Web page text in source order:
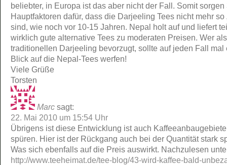
beliebter, in Europa ist das aber nicht der Fall. Somit sorgen
Hauptfaktoren dafür, dass die Darjeeling Tees nicht mehr so
sind, wie noch vor 10-15 Jahren. Nepal holt auf und liefert
wirklich gute alternative Tees zu moderaten Preisen. Wer
traditionellen Darjeeling bevorzugt, sollte auf jeden Fall mal
Blick auf die Nepal-Tees werfen!
Viele Grüße
Torsten
Marc sagt:
22. Mai 2010 um 15:54 Uhr
Übrigens ist diese Entwicklung ist auch
spüren. Hier ist der Rückgang auch bei der Quantität stark
Was sich ebenfalls auf die Preis auswirkt. Nachzulesen
http://www.teeheimat.de/tee-blog/43-wird-kaffee-bald-